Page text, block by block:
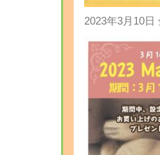
2023年3月10日